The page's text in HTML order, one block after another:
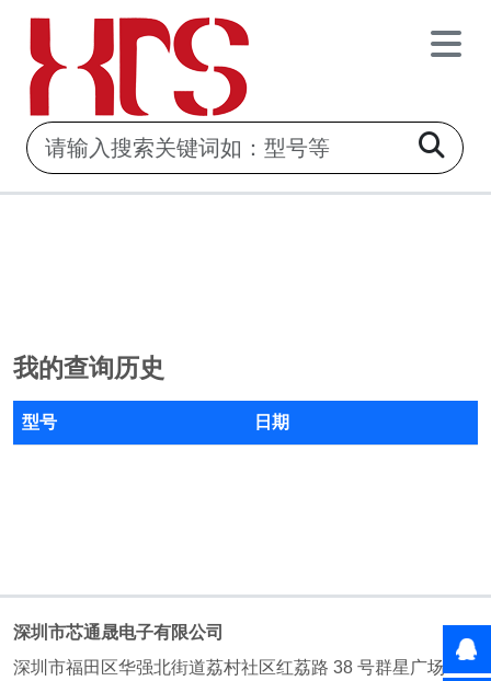
深圳市芯通晟电子有限公司
深圳市福田区华强北街道荔村社区红荔路 38 号群星广场 A